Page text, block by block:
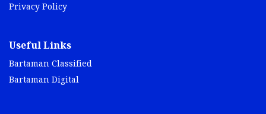
Privacy Policy
Useful Links
Bartaman Classified
Bartaman Digital